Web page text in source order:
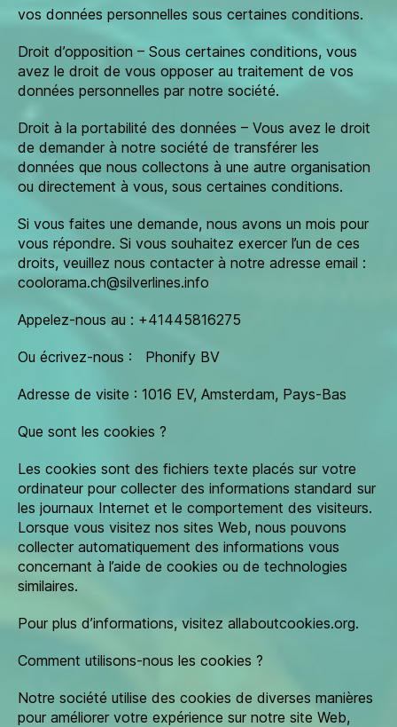
vos données personnelles sous certaines conditions.
Droit d’opposition – Sous certaines conditions, vous
avez le droit de vous opposer au traitement de vos
données personnelles par notre société.
Droit à la portabilité des données – Vous avez le droit
de demander à notre société de transférer les
données que nous collectons à une autre organisation
ou directement à vous, sous certaines conditions.
Si vous faites une demande, nous avons un mois pour
vous répondre. Si vous souhaitez exercer l’un de ces
droits, veuillez nous contacter à notre adresse email :
coolorama.ch@silverlines.info
Appelez-nous au : +41445816275
Ou écrivez-nous : Phonify BV
Adresse de visite : 1016 EV, Amsterdam, Pays-Bas
Que sont les cookies ?
Les cookies sont des fichiers texte placés sur votre
ordinateur pour collecter des informations standard sur
les journaux Internet et le comportement des visiteurs.
Lorsque vous visitez nos sites Web, nous pouvons
collecter automatiquement des informations vous
concernant à l’aide de cookies ou de technologies
similaires.
Pour plus d’informations, visitez allaboutcookies.org.
Comment utilisons-nous les cookies ?
Notre société utilise des cookies de diverses manières
pour améliorer votre expérience sur notre site Web,